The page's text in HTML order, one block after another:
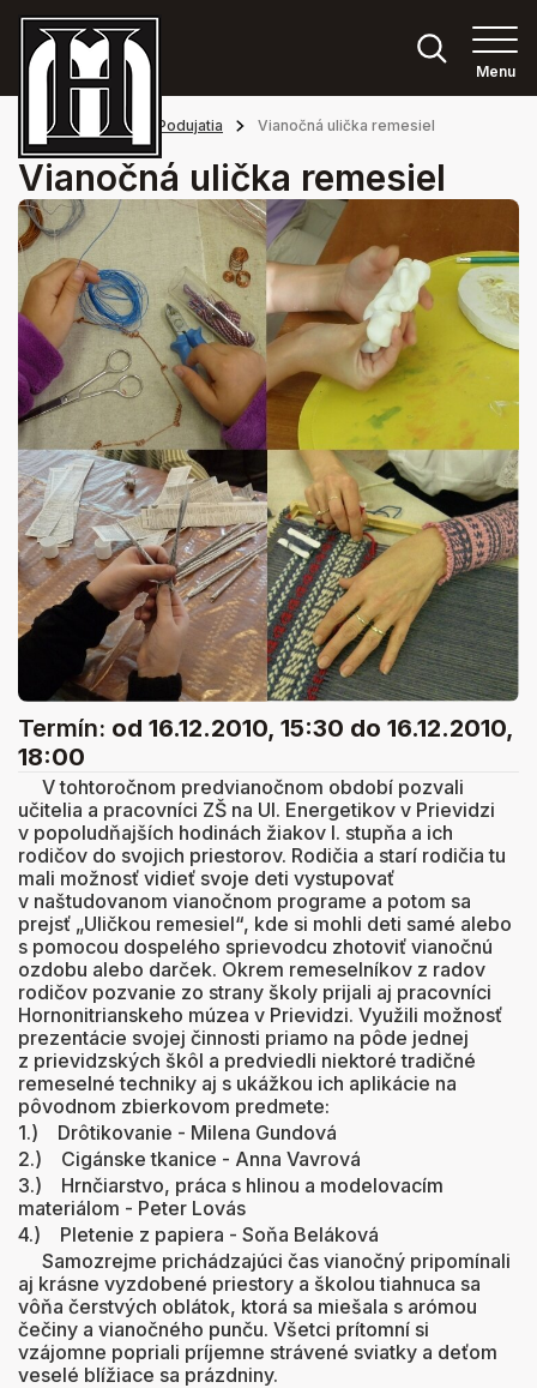
Menu
Hlavná stránka Podujatia Vianočná ulička remesiel
Vianočná ulička remesiel
Termín: od 16.12.2010, 15:30 do 16.12.2010,
18:00
V tohtoročnom predvianočnom období pozvali
učitelia a pracovníci ZŠ na Ul. Energetikov v Prievidzi
v popoludňajších hodinách žiakov I. stupňa a ich
rodičov do svojich priestorov. Rodičia a starí rodičia tu
mali možnosť vidieť svoje deti vystupovať
v naštudovanom vianočnom programe a potom sa
prejsť „Uličkou remesiel“, kde si mohli deti samé alebo
s pomocou dospelého sprievodcu zhotoviť vianočnú
ozdobu alebo darček. Okrem remeselníkov z radov
rodičov pozvanie zo strany školy prijali aj pracovníci
Hornonitrianskeho múzea v Prievidzi. Využili možnosť
prezentácie svojej činnosti priamo na pôde jednej
z prievidzských škôl a predviedli niektoré tradičné
remeselné techniky aj s ukážkou ich aplikácie na
pôvodnom zbierkovom predmete:
1.) Drôtikovanie - Milena Gundová
2.) Cigánske tkanice - Anna Vavrová
3.) Hrnčiarstvo, práca s hlinou a modelovacím
materiálom - Peter Lovás
4.) Pletenie z papiera - Soňa Beláková
Samozrejme prichádzajúci čas vianočný pripomínali
aj krásne vyzdobené priestory a školou tiahnuca sa
vôňa čerstvých oblátok, ktorá sa miešala s arómou
čečiny a vianočného punču. Všetci prítomní si
vzájomne popriali príjemne strávené sviatky a deťom
veselé blížiace sa prázdniny.